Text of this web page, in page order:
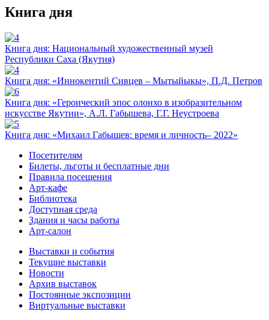
Книга дня
Книга дня: Национальный художественный музей
Республики Саха (Якутия)
Книга дня: «Иннокентий Сивцев – Мытыйыкы», П.Д. Петров
Книга дня: «Героический эпос олонхо в изобразительном
искусстве Якутии», А.Л. Габышева, Г.Г. Неустроева
Книга дня: «Михаил Габышев: время и личность– 2022»
Посетителям
Билеты, льготы и бесплатные дни
Правила посещения
Арт-кафе
Библиотека
Доступная среда
Здания и часы работы
Арт-салон
Выставки и события
Текущие выставки
Новости
Архив выставок
Постоянные экспозиции
Виртуальные выставки